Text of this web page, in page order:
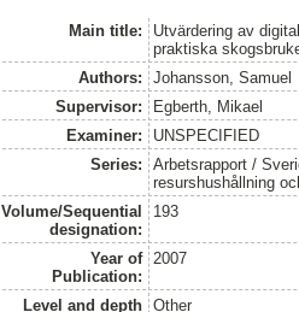
Main title:
Utvärdering av
praktiska
Authors:
Johansson, Samuel
Supervisor:
Egberth, Mikael
Examiner:
UNSPECIFIED
Series:
Arbetsrapport /
resurshushållning
Volume/Sequential
designation:
193
Year of
Publication:
2007
Level and depth
Other